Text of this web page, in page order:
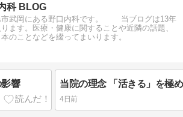
科 BLOG
市武岡にある野口内科です。 当ブログは13年
ります。医療・健康に関することや近隣の話題、
のことなどを綴ってまいります。
響 当院の理念 「活きる」を極
4日前